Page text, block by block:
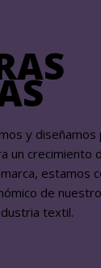
y
un crecimiento
estamos
de
textil.